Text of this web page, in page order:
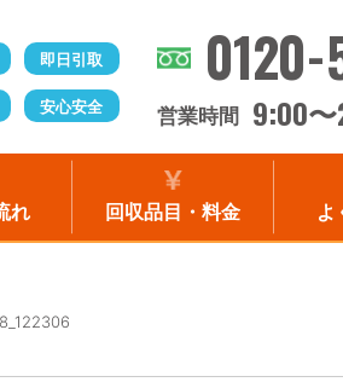
即日引取
安心安全 営業時間 9:00〜
れ 回収品目・料金 よ